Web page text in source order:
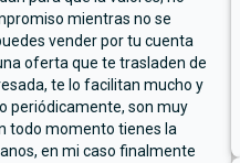
mientras no se
vender por tu cuenta
oferta que te trasladen de
te lo facilitan mucho y
periódicamente, son muy
todo momento tienes la
en mi caso finalmente